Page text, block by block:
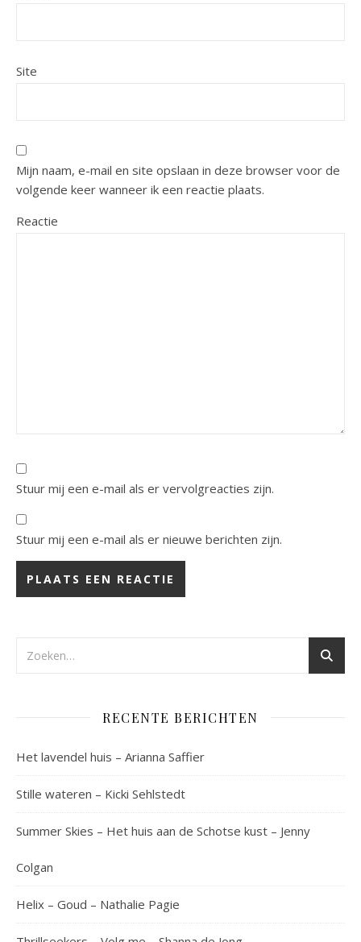
Site
Mijn naam, e-mail en site opslaan in deze browser voor de
volgende keer wanneer ik een reactie plaats.
Reactie
Stuur mij een e-mail als er vervolgreacties zijn.
Stuur mij een e-mail als er nieuwe berichten zijn.
RECENTE BERICHTEN
Het lavendel huis – Arianna Saffier
Stille wateren – Kicki Sehlstedt
Summer Skies – Het huis aan de Schotse kust – Jenny
Colgan
Helix – Goud – Nathalie Pagie